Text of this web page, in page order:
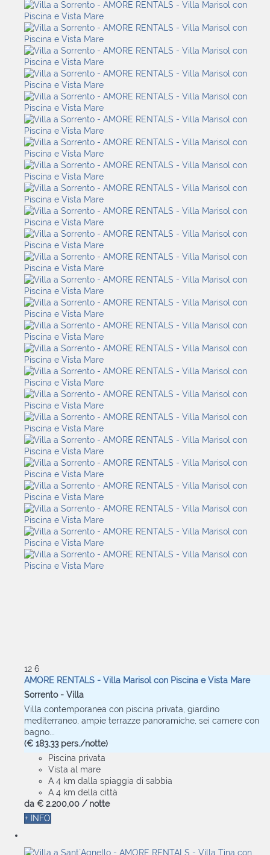
12 6
AMORE RENTALS - Villa Marisol con Piscina e Vista Mare
Sorrento - Villa
Villa contemporanea con piscina privata, giardino
mediterraneo, ampie terrazze panoramiche, sei camere con
bagno...
(€ 183,33 pers./notte)
Piscina privata
Vista al mare
A 4 km dalla spiaggia di sabbia
A 4 km della città
da € 2.200,00 / notte
+ INFO